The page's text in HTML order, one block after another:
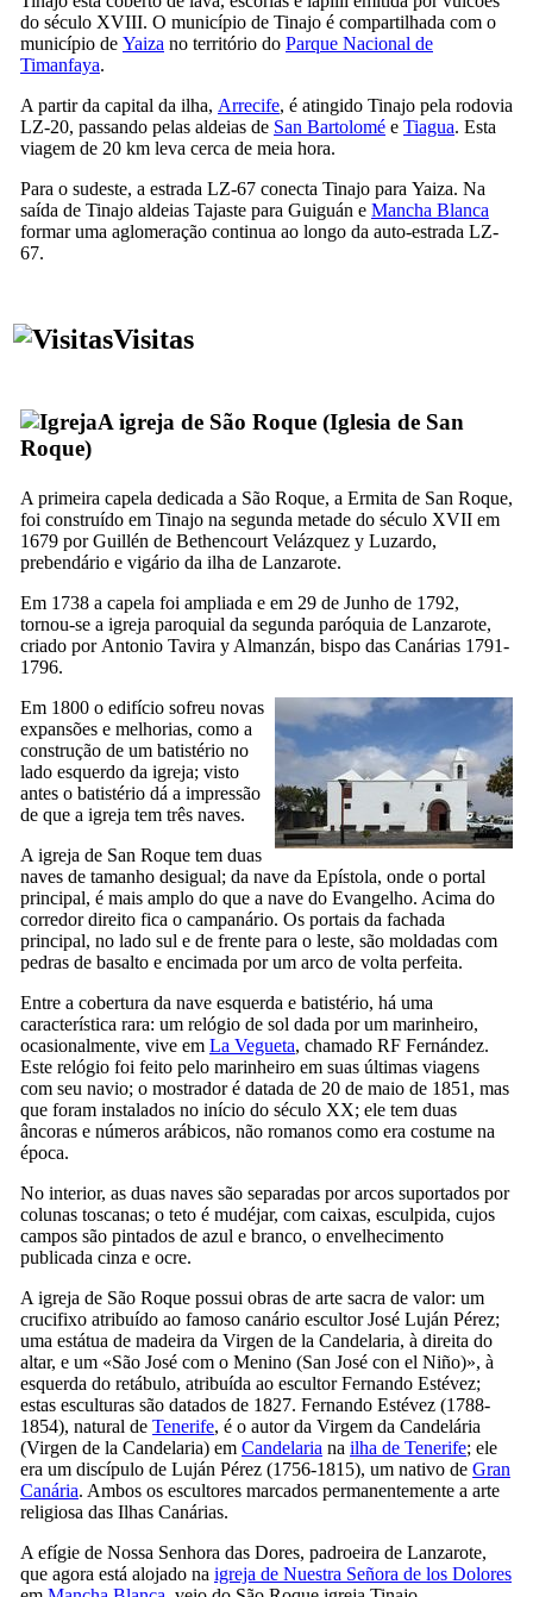
do século XVIII. O município de Tinajo é compartilhada com o
município de Yaiza no território do Parque Nacional de
Timanfaya.
A partir da capital da ilha, Arrecife, é atingido Tinajo pela rodovia
LZ-20, passando pelas aldeias de San Bartolomé e Tiagua. Esta
viagem de 20 km leva cerca de meia hora.
Para o sudeste, a estrada LZ-67 conecta Tinajo para Yaiza. Na
saída de Tinajo aldeias Tajaste para Guiguán e Mancha Blanca
formar uma aglomeração continua ao longo da auto-estrada LZ-
67.
Visitas
A igreja de São Roque (Iglesia de San
Roque)
A primeira capela dedicada a São Roque, a Ermita de San Roque,
foi construído em Tinajo na segunda metade do século XVII em
1679 porGuillén de Bethencourt Velázquez y Luzardo,
prebendário e vigário da ilha de Lanzarote.
Em 1738 a capela foi ampliada e em 29 de Junho de 1792,
tornou-se a igreja paroquial da segunda paróquia de Lanzarote,
criado por Antonio Tavira y Almanzán, bispo das Canárias 1791-
1796.
Em 1800 o edifício sofreu novas
expansões e melhorias, como a
construção de um batistério no
lado esquerdo da igreja; visto
antes o batistério dá a impressão
de que a igreja tem três naves.
A igreja de San Roque tem duas
naves de tamanho desigual; da nave da Epístola, onde o portal
principal, é mais amplo do que a nave do Evangelho. Acima do
corredor direito fica o campanário. Os portais da fachada
principal, no lado sul e de frente para o leste, são moldadas com
pedras de basalto e encimada por um arco de volta perfeita.
Entre a cobertura da nave esquerda e batistério, há uma
característica rara: um relógio de sol dada por um marinheiro,
ocasionalmente, vive em La Vegueta, chamado RF Fernández.
Este relógio foi feito pelo marinheiro em suas últimas viagens
com seu navio; o mostrador é datada de 20 de maio de 1851, mas
que foram instalados no início do século XX; ele tem duas
âncoras e números arábicos, não romanos como era costume na
época.
No interior, as duas naves são separadas por arcos suportados por
colunas toscanas; o teto é mudéjar, com caixas, esculpida, cujos
campos são pintados de azul e branco, o envelhecimento
publicada cinza e ocre.
A igreja de São Roque possui obras de arte sacra de valor: um
crucifixo atribuído ao famoso canário escultorJosé Luján Pérez;
uma estátua de madeira da Virgen de la Candelaria, à direita do
altar, e um «São José com o Menino (San José con el Niño)», à
esquerda do retábulo, atribuída ao escultorFernando Estévez;
estas esculturas são datados de 1827. Fernando Estévez (1788-
1854), natural de Tenerife, é o autor da Virgem da Candelária
(Virgen de la Candelaria) em Candelaria na ilha de Tenerife; ele
era um discípulo de Luján Pérez (1756-1815), um nativo de Gran
Canária. Ambos os escultores marcados permanentemente a arte
religiosa das Ilhas Canárias.
A efígie de Nossa Senhora das Dores, padroeira de Lanzarote,
que agora está alojado na igreja de Nuestra Señora de los Dolores